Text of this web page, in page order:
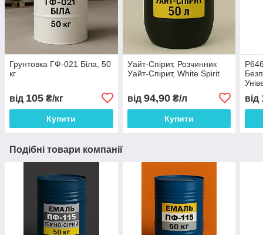
Грунтовка ГФ-021 Біла, 50
кг
від 105 ₴/кг
Купити
Уайт-Спірит, Розчинник
Уайт-Спірит, White Spirit
від 94,90₴/л
Купити
від
Подібні товари компанії